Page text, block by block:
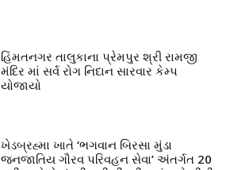
હિંમતનગર તાલુકાના પ્રેમપુર શ્રી રામજી
મંદિર માં સર્વ રોગ નિદાન સારવાર કેમ્પ
યોજાયો
ખેડબ્રહ્મા ખાતે ‘ભગવાન બિરસા મુંડા
જનજાતિય ગૌરવ પરિવહન સેવા’ અંતર્ગત 20